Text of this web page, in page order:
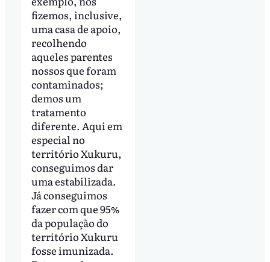
fizemos, inclusive,
uma casa de apoio,
recolhendo
aqueles parentes
nossos que foram
contaminados;
demos um
tratamento
diferente. Aqui em
especial no
território Xukuru,
conseguimos dar
uma estabilizada.
Já conseguimos
fazer com que 95%
da população do
território Xukuru
fosse imunizada.